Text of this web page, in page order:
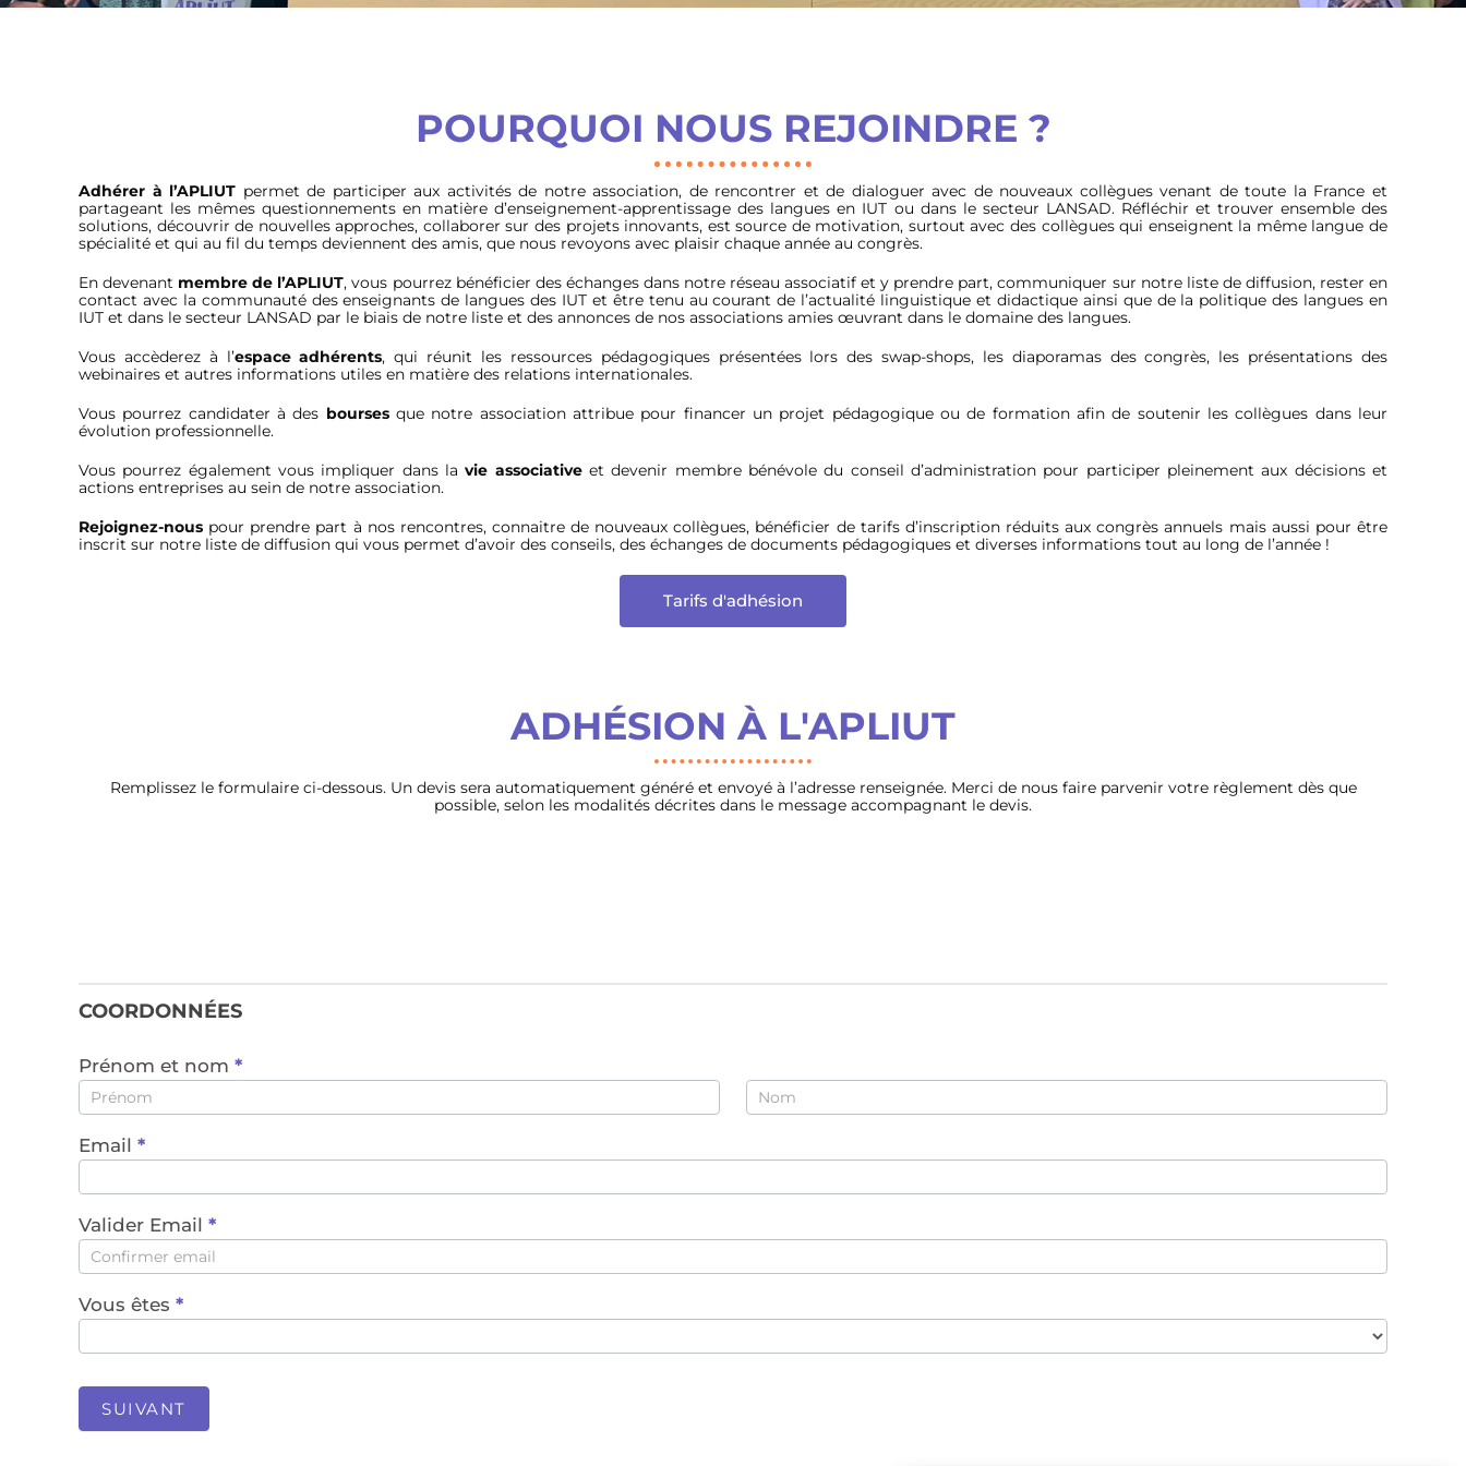
POURQUOI NOUS REJOINDRE ?
Adhérer à l’APLIUT permet de participer aux activités de notre association, de rencontrer et de dialoguer avec de nouveaux collègues venant de toute la France et
partageant les mêmes questionnements en matière d’enseignement-apprentissage des langues en IUT ou dans le secteur LANSAD. Réfléchir et trouver ensemble des
solutions, découvrir de nouvelles approches, collaborer sur des projets innovants, est source de motivation, surtout avec des collègues qui enseignent la même langue de
spécialité et qui au fil du temps deviennent des amis, que nous revoyons avec plaisir chaque année au congrès.
En devenant membre de l’APLIUT, vous pourrez bénéficier des échanges dans notre réseau associatif et y prendre part, communiquer sur notre liste de diffusion, rester en
contact avec la communauté des enseignants de langues des IUT et être tenu au courant de l’actualité linguistique et didactique ainsi que de la politique des langues en
IUT et dans le secteur LANSAD par le biais de notre liste et des annonces de nos associations amies œuvrant dans le domaine des langues.
Vous accèderez à l’espace adhérents, qui réunit les ressources pédagogiques présentées lors des swap-shops, les diaporamas des congrès, les présentations des
webinaires et autres informations utiles en matière des relations internationales.
Vous pourrez candidater à des boursesque notre association attribue pour financer un projet pédagogique ou de formation afin de soutenir les collègues dans leur
évolution professionnelle.
Vous pourrez également vous impliquer dans lavie associativeet devenir membre bénévole du conseil d’administration pour participer pleinement aux décisions et
actions entreprises au sein de notre association.
Rejoignez-nous pour prendre part à nos rencontres, connaitre de nouveaux collègues, bénéficier de tarifs d’inscription réduits aux congrès annuels mais aussi pour être
inscrit sur notre liste de diffusion qui vous permet d’avoir des conseils, des échanges de documents pédagogiques et diverses informations tout au long de l’année !
Tarifs d'adhésion
ADHÉSION À L'APLIUT
Remplissez le formulaire ci-dessous. Un devis sera automatiquement généré et envoyé à l’adresse renseignée. Merci de nous faire parvenir votre règlement dès que
possible, selon les modalités décrites dans le message accompagnant le devis.
COORDONNÉES
Prénom et nom *
Email *
Valider Email *
Vous êtes *
SUIVANT